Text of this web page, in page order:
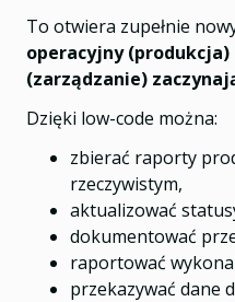
To otwiera zupełnie
operacyjny
(zarządzanie)
Dzięki low-code można:
zbierać raporty
rzeczywistym,
aktualizować
dokumentować
raportować
przekazywać dane